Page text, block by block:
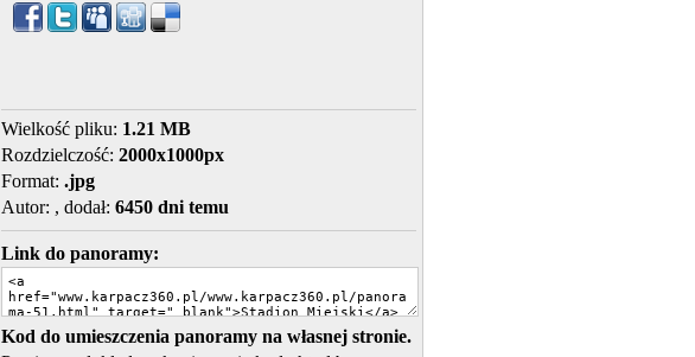
Wielkość pliku: 1.21 MB
Rozdzielczość: 2000x1000px
Format: .jpg
Autor: , dodał: 6450 dni temu
Link do panoramy:
Kod do umieszczenia panoramy na własnej stronie.